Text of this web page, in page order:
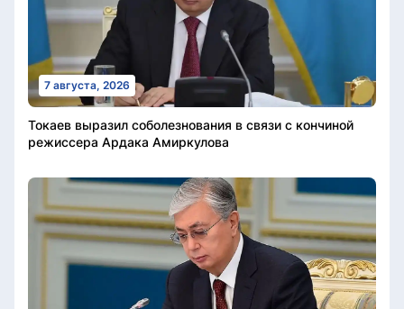
7 августа, 2026
Токаев выразил соболезнования в связи с кончиной
режиссера Ардака Амиркулова